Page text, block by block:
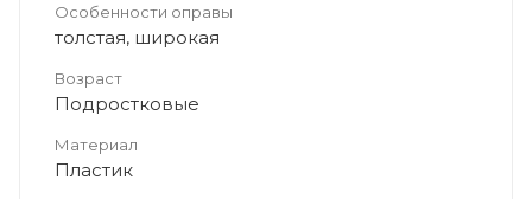
Особенности оправы
толстая, широкая
Возраст
Подростковые
Материал
Пластик